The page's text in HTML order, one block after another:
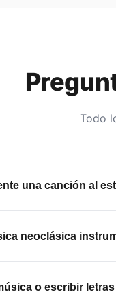
Todo
una canción al
cuerdas,
neoclásica
ideal para videos,
o escribir